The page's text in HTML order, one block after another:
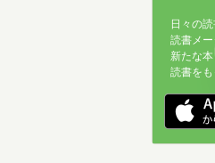
日々の
読書メー
新たな
読書をも